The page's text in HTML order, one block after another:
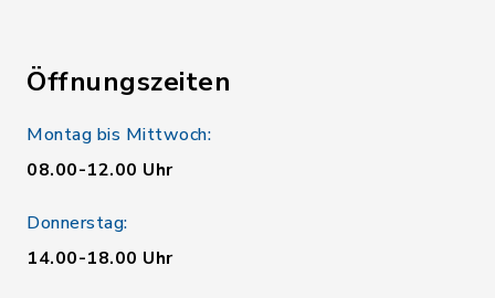
Öffnungszeiten
Montag bis Mittwoch:
08.00-12.00 Uhr
Donnerstag:
14.00-18.00 Uhr